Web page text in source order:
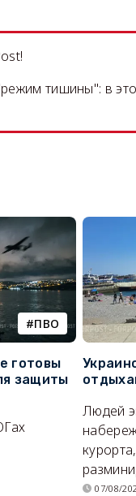
тишины": в
ПВО
готовы
защиты
Людей
07/08/